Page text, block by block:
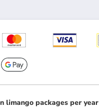
limango packages per year